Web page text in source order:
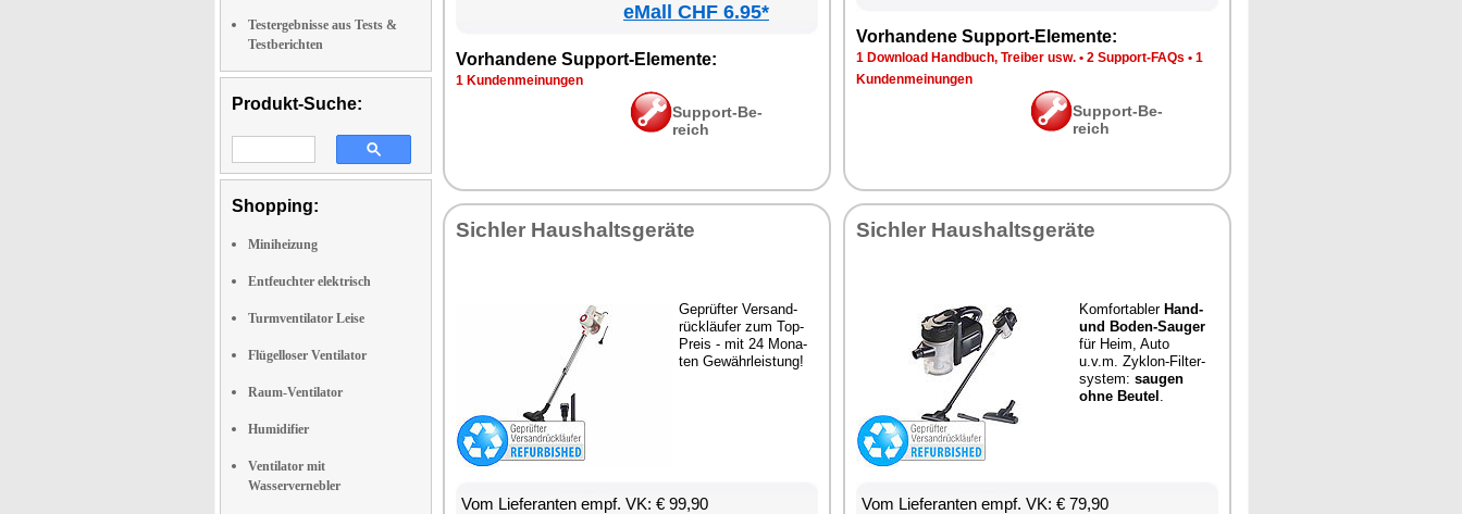
Testergebnisse aus Tests &
Testberichten
Produkt-Suche:
Shopping:
Miniheizung
Entfeuchter elektrisch
Turmventilator Leise
Flügelloser Ventilator
Raum-Ventilator
Humidifier
Ventilator mit
Wasservernebler
eMall CHF 6.95*
Vor­han­de­ne Sup­port-Ele­men­te:
1 Kun­den­mei­nun­gen
Sup­port-Be­
reich
Vor­han­de­ne Sup­port-Ele­men­te:
1 Down­load Hand­buch, Trei­ber usw. • 2 Sup­port-FAQs • 1
Kun­den­mei­nun­gen
Sup­port-Be­
reich
Sich­ler Haus­halts­ge­rä­te
Ge­prüf­ter Ver­sand­
rück­läu­fer zum Top-
Preis - mit 24 Mo­na­
ten Ge­währ­leis­tung!
Vom Lie­fe­ran­ten empf. VK: € 99,90
Sich­ler Haus­halts­ge­rä­te
Kom­for­ta­bler Hand-
und Bo­den-Sau­ger
für Heim, Au­to
u.v.m. Zy­klon-Fil­ter­
sys­tem: sau­gen
oh­ne Beu­tel .
Vom Lie­fe­ran­ten empf. VK: € 79,90